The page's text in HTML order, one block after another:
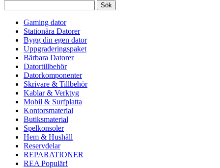
Sök
Gaming dator
Stationära Datorer
Bygg din egen dator
Uppgraderingspaket
Bärbara Datorer
Datortillbehör
Datorkomponenter
Skrivare & Tillbehör
Kablar & Verktyg
Mobil & Surfplatta
Kontorsmaterial
Butiksmaterial
Spelkonsoler
Hem & Hushåll
Reservdelar
REPARATIONER
REA Populär!